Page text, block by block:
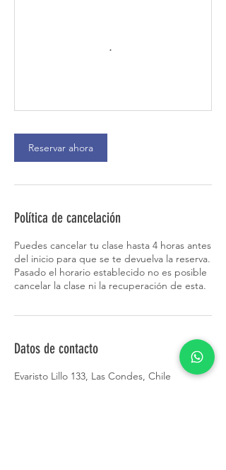
Reservar ahora
Política de cancelación
Puedes cancelar tu clase hasta 4 horas antes
del inicio para que se te devuelva la reserva.
Pasado el horario establecido no es posible
cancelar la clase ni la recuperación de esta.
Datos de contacto
Evaristo Lillo 133, Las Condes, Chile